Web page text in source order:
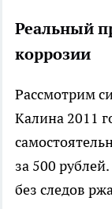
Реальный
коррозии
Рассмотрим
Калина 2011
за 500
без следов